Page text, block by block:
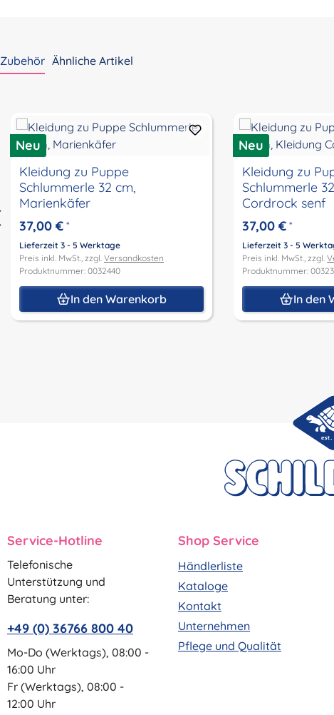
Zubehör Ähnliche Artikel
Neu
Kleidung zu Puppe
Schlummerle 32 cm,
Marienkäfer
37,00 € *
Lieferzeit 3 - 5 Werktage
Preis inkl. MwSt., zzgl. Versandkosten
Produktnummer: 0032440
In den Warenkorb
Neu
Kleidung zu
Schlummerle
Cordrock senf
37,00 € *
Lieferzeit 3 - 5
Preis inkl. MwSt., zzgl.
Produktnummer:
In den
Service-Hotline
Telefonische
Unterstützung und
Beratung unter:
+49 (0) 36766 800 40
Mo-Do (Werktags), 08:00 -
16:00 Uhr
Fr (Werktags), 08:00 -
12:00 Uhr
Shop Service
Händlerliste
Kataloge
Kontakt
Unternehmen
Pflege und Qualität